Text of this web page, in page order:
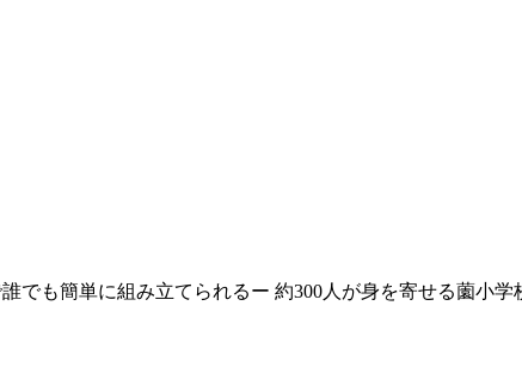
も簡単に組み立てられるー 約300人が身を寄せる薗小学